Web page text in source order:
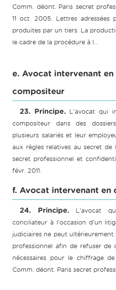
Comm. déont. Paris secret
11 oct. 2005. Lettres
produites par un tiers. La
le cadre de la procédure à l...
e. Avocat intervenant
compositeur
23. Principe. L'avocat qui
compositeur dans des
plusieurs salariés et leur
aux règles relatives au secret de
secret professionnel et
févr. 2011.
f. Avocat intervenant en
24. Principe.
L'avocat
conciliateur à l'occasion d'un
judiciaires ne peut
professionnel afin de refuser de
nécessaires pour le chiffrage
Comm. déont. Paris secret